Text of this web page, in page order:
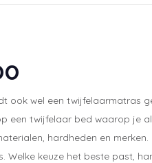
ook wel een twijfelaarmatras
een twijfelaar bed waarop je
hardheden en
Welke keuze het beste past,